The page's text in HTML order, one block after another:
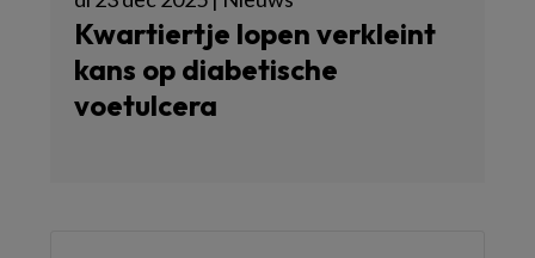
Kwartiertje lopen verkleint
kans op diabetische
voetulcera